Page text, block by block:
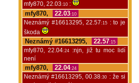
mfy870, 22.03:10 :
mfy870, 22.03:10
Neznámý #16613295, 22.57:15 : to je
škoda
Neznámý #16613295, 22.57:15
mfy870, 22.04:24
:njn, již tu moc lidí
není
mfy870, 22.04:24
Neznámý #16613295, 00.38:30 : že si